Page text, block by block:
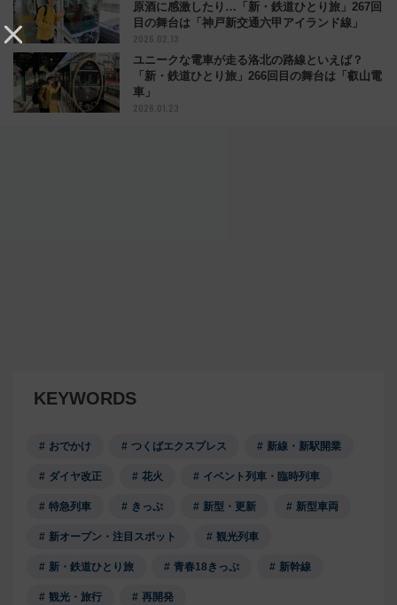
原酒に感激したり…「新・鉄道ひとり旅」267回
目の舞台は「神戸新交通六甲アイランド線」
2026.02.13
ユニークな電車が走る洛北の路線といえば？
「新・鉄道ひとり旅」266回目の舞台は「叡山電
車」
2026.01.23
KEYWORDS
おでかけ つくばエクスプレス 新線・新駅開業
ダイヤ改正 花火 イベント列車・臨時列車
特急列車 きっぷ 新型・更新 新型車両
新オープン・注目スポット 観光列車
新・鉄道ひとり旅 青春18きっぷ 新幹線
観光・旅行 再開発